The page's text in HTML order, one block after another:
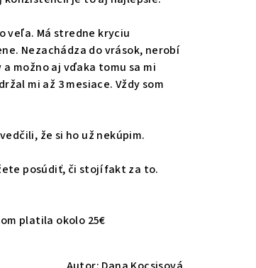
veľa. Má stredne kryciu
Nezachádza do vrások, nerobí
možno aj vďaka tomu sa mi
mi až 3 mesiace. Vždy som
že si ho už nekúpim.
posúdiť, či stojí fakt za to.
platila okolo 25€